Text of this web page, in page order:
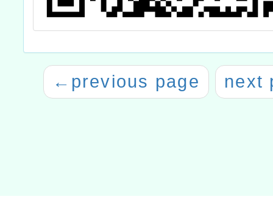
← previous page next